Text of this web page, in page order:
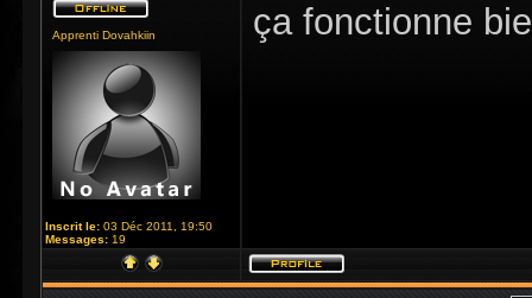
Apprenti Dovahkiin
Inscrit le: 03 Déc 2011, 19:50
Messages: 19
ça fonctionne